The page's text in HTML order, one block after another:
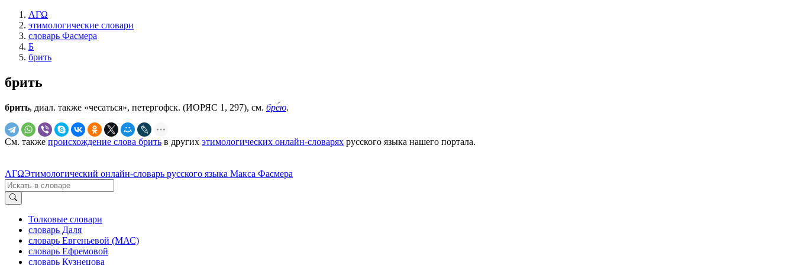
ΛΓΩ
этимологические словари
словарь Фасмера
Б
брить
брить
брить, диал. также «чесаться», петергофск. (ИОРЯС 1, 297), см. бре́ю.
См. также происхождение слова брить в других этимологических онлайн-словарях русского языка нашего портала.
ΛΓΩЭтимологический онлайн-словарь русского языка Макса Фасмера
Толковые словари
словарь Даля
словарь Евгеньевой (МАС)
словарь Ефремовой
словарь Кузнецова